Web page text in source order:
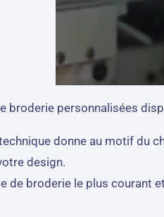
broderie personnalisées
donne au motif du
design.
de broderie le plus courant